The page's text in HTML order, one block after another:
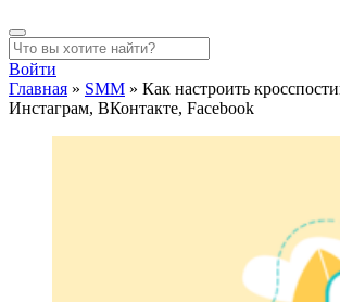
Войти
Главная » SMM » Как настроить
Инстаграм, ВКонтакте, Facebook